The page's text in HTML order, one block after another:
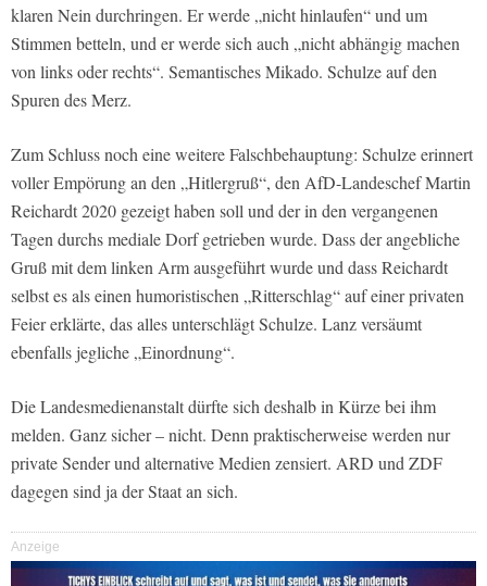
klaren Nein durchringen. Er werde „nicht hinlaufen“ und um
Stimmen betteln, und er werde sich auch „nicht abhängig machen
von links oder rechts“. Semantisches Mikado. Schulze auf den
Spuren des Merz.
Zum Schluss noch eine weitere Falschbehauptung: Schulze erinnert
voller Empörung an den „Hitlergruß“, den AfD-Landeschef Martin
Reichardt 2020 gezeigt haben soll und der in den vergangenen
Tagen durchs mediale Dorf getrieben wurde. Dass der angebliche
Gruß mit dem linken Arm ausgeführt wurde und dass Reichardt
selbst es als einen humoristischen „Ritterschlag“ auf einer privaten
Feier erklärte, das alles unterschlägt Schulze. Lanz versäumt
ebenfalls jegliche „Einordnung“.
Die Landesmedienanstalt dürfte sich deshalb in Kürze bei ihm
melden. Ganz sicher – nicht. Denn praktischerweise werden nur
private Sender und alternative Medien zensiert. ARD und ZDF
dagegen sind ja der Staat an sich.
Anzeige